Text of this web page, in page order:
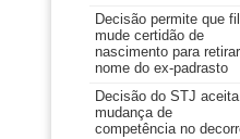
Decisão permite que
mude certidão de
nascimento para retirar
nome do ex-padrasto
Decisão do STJ aceita
mudança de
competência no